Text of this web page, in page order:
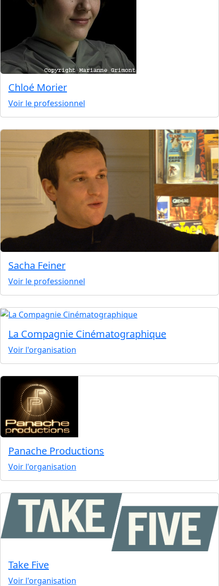
Chloé Morier
Voir le professionnel
Sacha Feiner
Voir le professionnel
La Compagnie Cinématographique
Voir l'organisation
Panache Productions
Voir l'organisation
Take Five
Voir l'organisation